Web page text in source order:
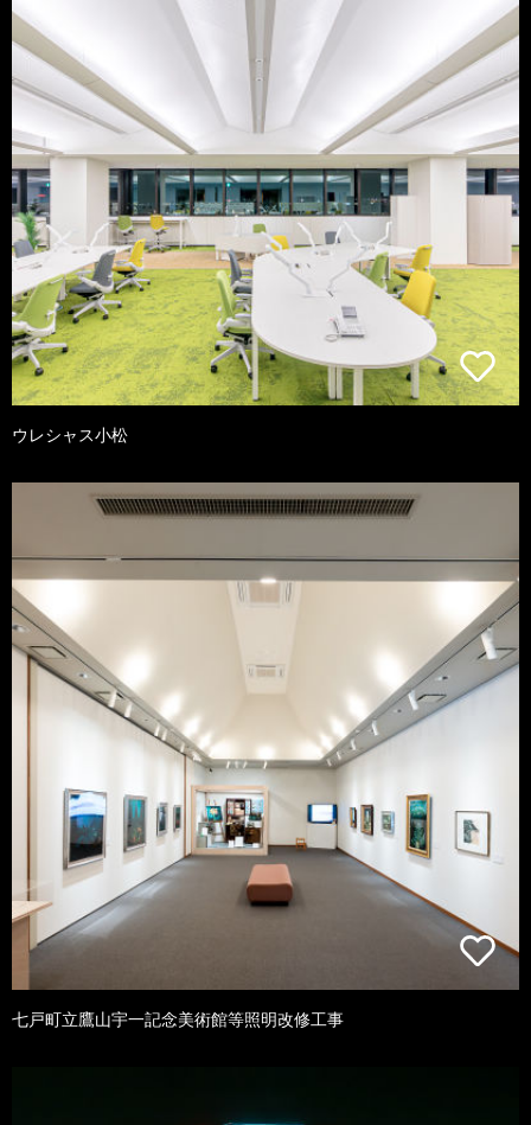
ウレシャス小松
七戸町立鷹山宇一記念美術館等照明改修工事